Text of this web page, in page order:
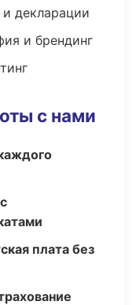
декларации
и брендинг
с нами
плата без